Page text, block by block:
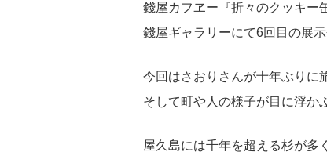
錢屋カフヱー『折々のクッキー
錢屋ギャラリーにて6回目の展示
今回はさおりさんが十年ぶりに
そして町や人の様子が目に浮か
屋久島には千年を超える杉が多